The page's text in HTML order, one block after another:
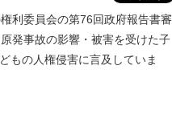
利委員会の第76回政府報告書審
発事故の影響・被害を受けた子
もの人権侵害に言及していま